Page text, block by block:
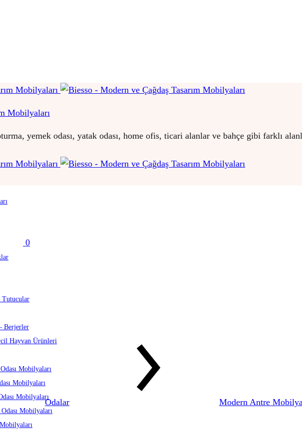
Mobilyaları
yemek odası, yatak odası, home ofis, ticari alanlar ve bahçe gibi farklı
Tutucular
Berjerler
Hayvan Ürünleri
Mobilyaları
Mobilyaları
Mobilyaları
Mobilyaları
0
Odalar Modern Antre